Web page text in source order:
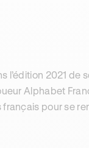
l’édition 2021 de
Alphabet
français pour se